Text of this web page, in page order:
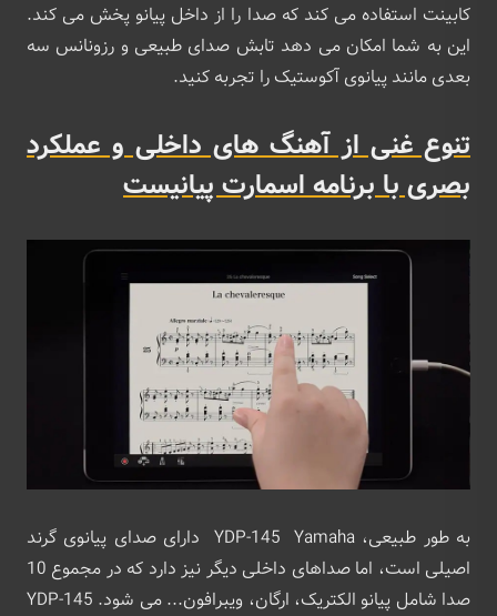
کابینت استفاده می کند که صدا را از داخل پیانو پخش می کند.
این به شما امکان می دهد تابش صدای طبیعی و رزونانس سه
بعدی مانند پیانوی آکوستیک را تجربه کنید.
تنوع غنی از آهنگ های داخلی و عملکرد
بصری با برنامه اسمارت پیانیست
به طور طبیعی، YDP-145 Yamaha دارای صدای پیانوی گرند
اصیلی است، اما صداهای داخلی دیگر نیز دارد که در مجموع 10
صدا شامل پیانو الکتریک، ارگان، ویبرافون... می شود. YDP-145